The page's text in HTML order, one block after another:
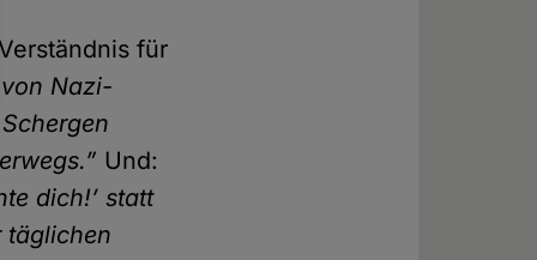
für
von Nazi­
Und:
dich!’ statt
täglichen